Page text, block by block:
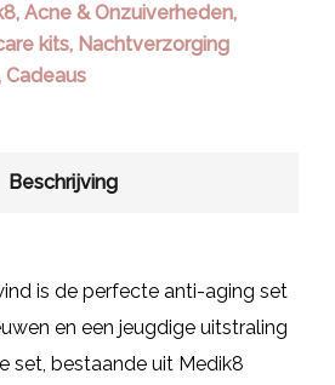
, Acne & Onzuiverheden,
kits, Nachtverzorging
Cadeaus
Beschrijving
is de perfecte anti-aging set
en een jeugdige uitstraling
set, bestaande uit Medik8